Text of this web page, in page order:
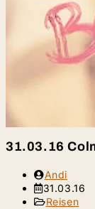
31.03.16
Beitrags-
Autor:
Andi
Beitrag
31.03.16
Beitrags-
Reisen